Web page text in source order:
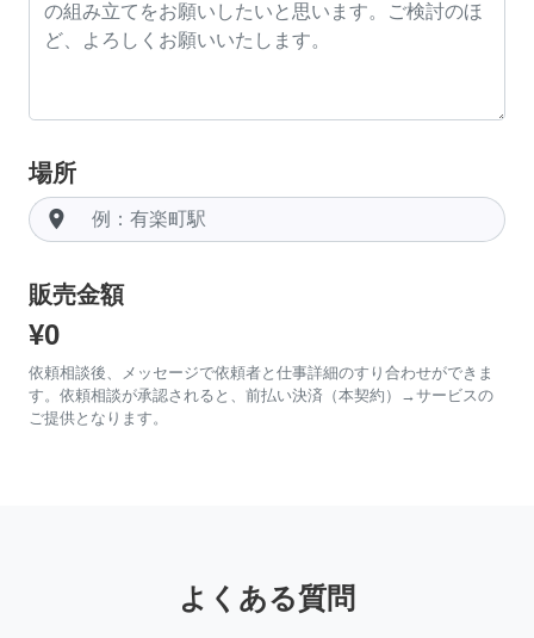
場所
room
販売金額
¥0
依頼相談後、メッセージで依頼者と仕事詳細のすり合わせができま
す。依頼相談が承認されると、前払い決済（本契約）→サービスの
ご提供となります。
よくある質問